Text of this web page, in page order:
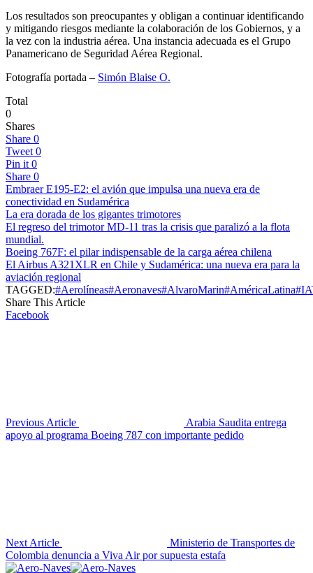
Los resultados son preocupantes y obligan a continuar identificando
y mitigando riesgos mediante la colaboración de los Gobiernos, y a
la vez con la industria aérea. Una instancia adecuada es el Grupo
Panamericano de Seguridad Aérea Regional.
Fotografía portada – Simón Blaise O.
Total
0
Shares
Share 0
Tweet 0
Pin it 0
Share 0
Embraer E195-E2: el avión que impulsa una nueva era de
conectividad en Sudamérica
La era dorada de los gigantes trimotores
El regreso del trimotor MD-11 tras la crisis que paralizó a la flota
mundial.
Boeing 767F: el pilar indispensable de la carga aérea chilena
El Airbus A321XLR en Chile y Sudamérica: una nueva era para la
aviación regional
TAGGED:#Aerolíneas#Aeronaves#AlvaroMarin#AméricaLatina
Share This Article
Facebook
Previous Article
Arabia Saudita entrega
apoyo al programa Boeing 787 con importante pedido
Next Article
Ministerio de Transportes de
Colombia denuncia a Viva Air por supuesta estafa